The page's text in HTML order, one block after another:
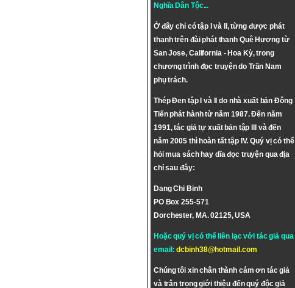
Nghĩa Dân Tộc...
Ở đây chỉ có tập I và II, từng được phát
thanh trên đài phát thanh Quê Hương từ
San Jose, California - Hoa Kỳ, trong
chương trình đọc truyện do Trần Nam
phụ trách.
Thép Đen tập I và II do nhà xuất bản Đông
Tiến phát hành từ năm 1987. Đến năm
1991, tác giả tự xuất bản tập III và đến
năm 2005 thì hoàn tất tập IV. Quý vị có thể
hỏi mua sách hay dĩa đọc truyện qua địa
chỉ sau đây:
Dang Chi Binh
PO Box 255-571
Dorchester, MA. 02125, USA
Hoặc quý vị có thể liên lạc với tác giả qua
email:dcbinh38@hotmail.com
Chúng tôi xin chân thành cám ơn tác giả
và trân trọng giới thiệu đến quý độc giả